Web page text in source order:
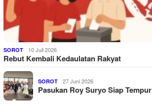
SOROT 10 Juli 2026
Rebut Kembali Kedaulatan Rakyat
SOROT 27 Juni 2026
Pasukan Roy Suryo Siap Tempur